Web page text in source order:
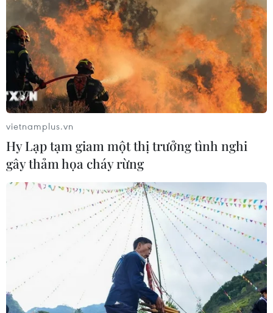
vietnamplus.vn
Hy Lạp tạm giam một thị trưởng tình nghi
gây thảm họa cháy rừng